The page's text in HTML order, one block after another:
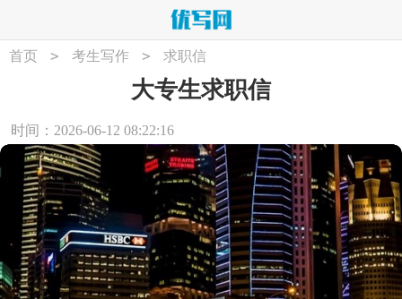
首页 > 考生写作 > 求职信
大专生求职信
时间：2026-06-12 08:22:16